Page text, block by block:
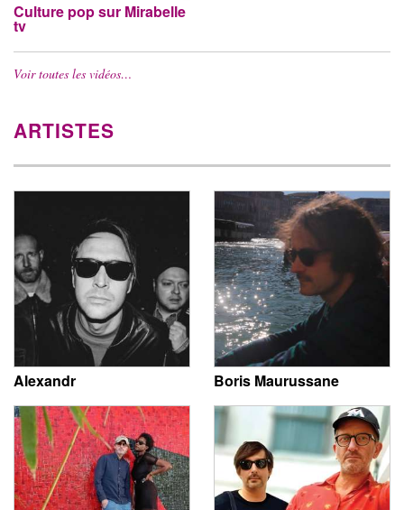
Culture pop sur Mirabelle
tv
Voir toutes les vidéos…
ARTISTES
Alexandr Boris Maurussane